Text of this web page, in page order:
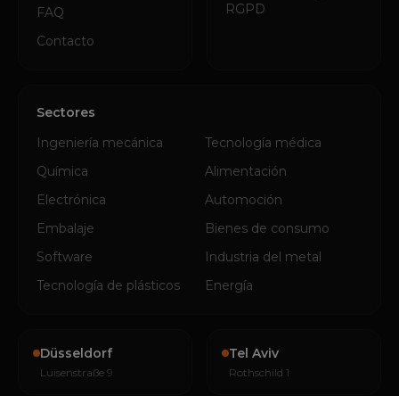
FAQ
Contacto
RGPD
Sectores
Ingeniería mecánica
Tecnología médica
Química
Alimentación
Electrónica
Automoción
Embalaje
Bienes de consumo
Software
Industria del metal
Tecnología de plásticos
Energía
Düsseldorf
Luisenstraße 9
Tel Aviv
Rothschild 1